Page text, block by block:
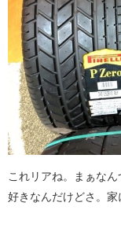
これリアね。まぁな
好きなんだけどさ。家